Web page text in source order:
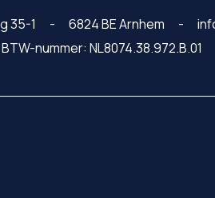
35-1 6824 BE Arnhem
BTW-nummer: NL8074.38.972.B.01